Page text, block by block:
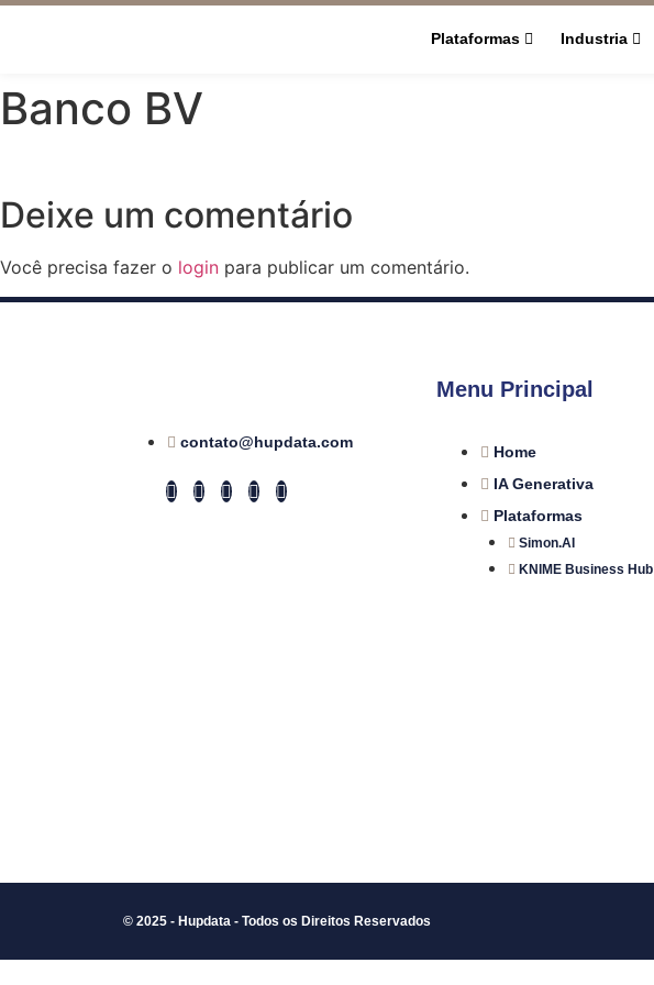
Plataformas Industria
Banco BV
Deixe um comentário
Você precisa fazer o login para publicar um comentário.
contato@hupdata.com
Menu Principal
Home
IA Generativa
Plataformas
Simon.AI
KNIME Business Hub
© 2025 - Hupdata - Todos os Direitos Reservados